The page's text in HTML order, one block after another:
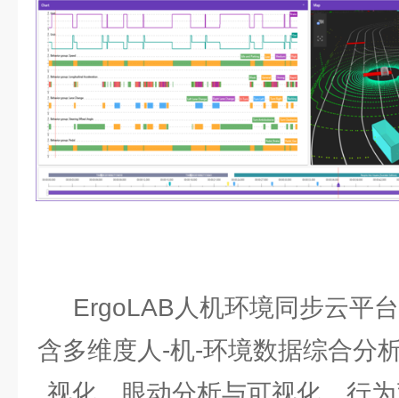
ErgoLAB人机环境同步云平
含多维度人-机-环境数据综合分